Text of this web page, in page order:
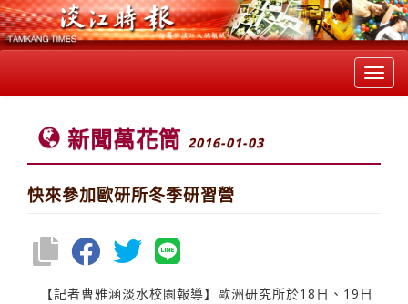
新聞萬花筒 2016-01-03
快來參加歐研所冬季研習營
【記者曹雅涵淡水校園報導】歐洲研究所於18日、19日